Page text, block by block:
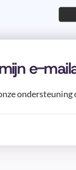
e-
ondersteuning